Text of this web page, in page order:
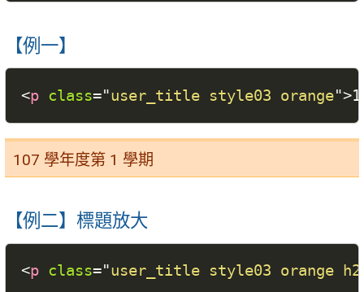
【例一】
<p class="user_title style03 orange">
107 學年度第 1 學期
【例二】標題放大
<p class="user_title style03 orange h2